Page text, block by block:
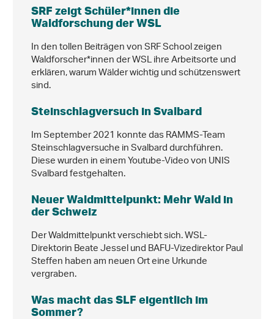
SRF zeigt Schüler*innen die
Waldforschung der WSL
In den tollen Beiträgen von SRF School zeigen
Waldforscher*innen der WSL ihre Arbeitsorte und
erklären, warum Wälder wichtig und schützenswert
sind.
Steinschlagversuch in Svalbard
Im September 2021 konnte das RAMMS-Team
Steinschlagversuche in Svalbard durchführen.
Diese wurden in einem Youtube-Video von UNIS
Svalbard festgehalten.
Neuer Waldmittelpunkt: Mehr Wald in
der Schweiz
Der Waldmittelpunkt verschiebt sich. WSL-
Direktorin Beate Jessel und BAFU-Vizedirektor Paul
Steffen haben am neuen Ort eine Urkunde
vergraben.
Was macht das SLF eigentlich im
Sommer?